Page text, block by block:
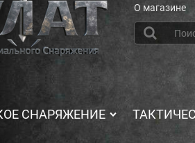
О магазине
СНАРЯЖЕНИЕ